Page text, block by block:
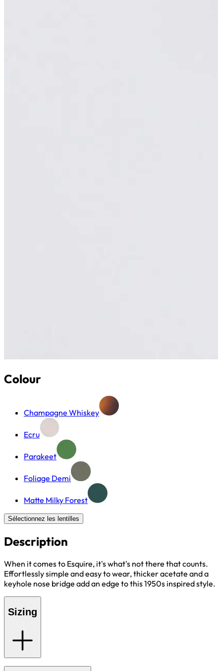
Colour
Champagne Whiskey
Ecru
Parakeet
Foliage Demi
Matte Milky Forest
Sélectionnez les lentilles
Description
When it comes to Esquire, it's what's not there that counts.
Effortlessly simple and easy to wear, thicker acetate and a
keyhole nose bridge add an edge to this 1950s inspired style.
Sizing